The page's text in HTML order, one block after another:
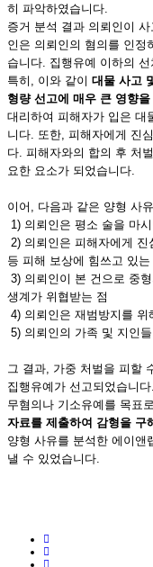
히 파악하였습니다.
증거 분석 결과 의뢰인이
인은 의뢰인의 혐의를 인정
습니다. 집행유예 이하의
특히, 이와 같이 대물 사고
형량 선고에 매우 큰 영향
대리하여 피해자가 입은 대
니다. 또한, 피해자에게 진
다. 피해자와의 합의 후 처
요한 요소가 되었습니다.
이어, 다음과 같은 양형 사
1) 의뢰인은 평소 술을 마
2) 의뢰인은 피해자에게
등 피해 보상에 힘쓰고 있는
3) 의뢰인이 본 건으로 중
생계가 위협받는 점
4) 의뢰인은 재범방지를
5) 의뢰인의 가족 및 지인
그 결과, 가중 처벌을 피할
집행유예가 선고되었습니다.
무혐의나 기소유예를 목표
자료를 제출하여 감형을 구
양형 사유를 분석한 에이앤
낼 수 있었습니다.